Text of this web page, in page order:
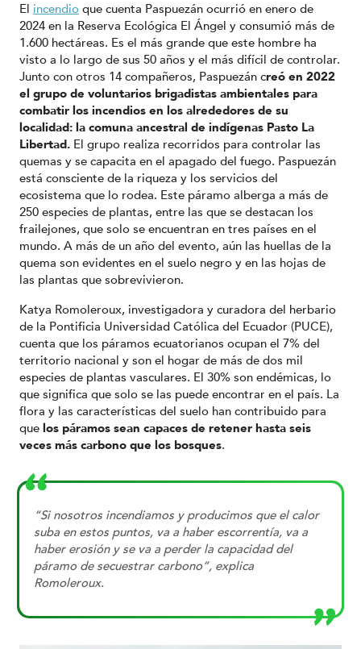
El incendio que cuenta Paspuezán ocurrió en enero de
2024 en la Reserva Ecológica El Ángel y consumió más de
1.600 hectáreas. Es el más grande que este hombre ha
visto a lo largo de sus 50 años y el más difícil de controlar.
Junto con otros 14 compañeros, Paspuezán creó en 2022
el grupo de voluntarios brigadistas ambientales para
combatir los incendios en los alrededores de su
localidad: la comuna ancestral de indígenas Pasto La
Libertad. El grupo realiza recorridos para controlar las
quemas y se capacita en el apagado del fuego. Paspuezán
está consciente de la riqueza y los servicios del
ecosistema que lo rodea. Este páramo alberga a más de
250 especies de plantas, entre las que se destacan los
frailejones, que solo se encuentran en tres países en el
mundo. A más de un año del evento, aún las huellas de la
quema son evidentes en el suelo negro y en las hojas de
las plantas que sobrevivieron.
Katya Romoleroux, investigadora y curadora del herbario
de la Pontificia Universidad Católica del Ecuador (PUCE),
cuenta que los páramos ecuatorianos ocupan el 7% del
territorio nacional y son el hogar de más de dos mil
especies de plantas vasculares. El 30% son endémicas, lo
que significa que solo se las puede encontrar en el país. La
flora y las características del suelo han contribuido para
que los páramos sean capaces de retener hasta seis
veces más carbono que los bosques.
“Si nosotros incendiamos y producimos que el calor
suba en estos puntos, va a haber escorrentía, va a
haber erosión y se va a perder la capacidad del
páramo de secuestrar carbono”, explica
Romoleroux.